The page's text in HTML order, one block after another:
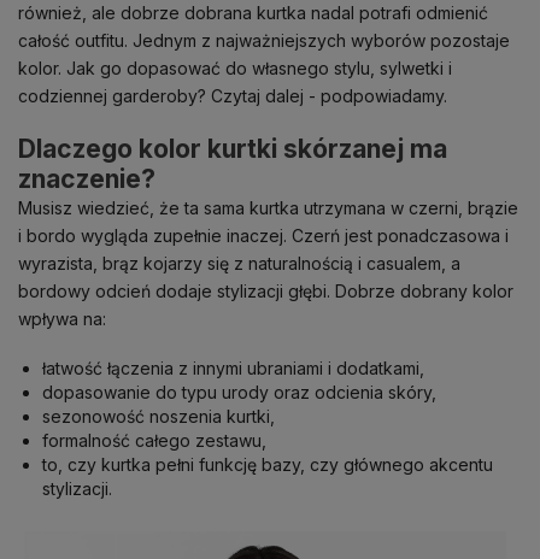
również, ale dobrze dobrana kurtka nadal potrafi odmienić
całość outfitu. Jednym z najważniejszych wyborów pozostaje
kolor. Jak go dopasować do własnego stylu, sylwetki i
codziennej garderoby? Czytaj dalej - podpowiadamy.
Dlaczego kolor kurtki skórzanej ma
znaczenie?
Musisz wiedzieć, że ta sama kurtka utrzymana w czerni, brązie
i bordo wygląda zupełnie inaczej. Czerń jest ponadczasowa i
wyrazista, brąz kojarzy się z naturalnością i casualem, a
bordowy odcień dodaje stylizacji głębi. Dobrze dobrany kolor
wpływa na:
łatwość łączenia z innymi ubraniami i dodatkami,
dopasowanie do typu urody oraz odcienia skóry,
sezonowość noszenia kurtki,
formalność całego zestawu,
to, czy kurtka pełni funkcję bazy, czy głównego akcentu
stylizacji.